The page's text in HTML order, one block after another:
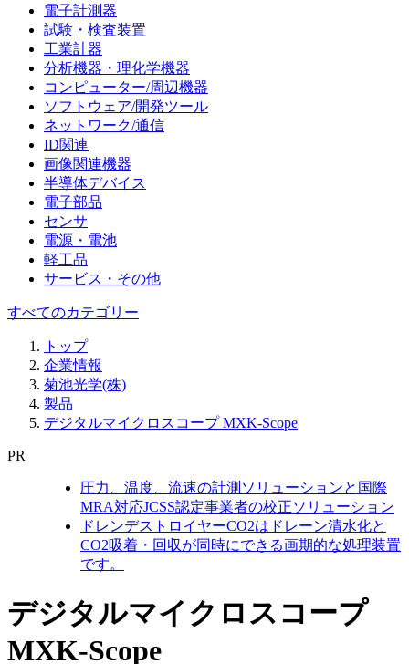
電子計測器
試験・検査装置
工業計器
分析機器・理化学機器
コンピューター/周辺機器
ソフトウェア/開発ツール
ネットワーク/通信
ID関連
画像関連機器
半導体デバイス
電子部品
センサ
電源・電池
軽工品
サービス・その他
すべてのカテゴリー
トップ
企業情報
菊池光学(株)
製品
デジタルマイクロスコープ MXK-Scope
PR
圧力、温度、流速の計測ソリューションと国際
MRA対応JCSS認定事業者の校正ソリューション
ドレンデストロイヤーCO2はドレーン清水化と
CO2吸着・回収が同時にできる画期的な処理装置
です。
デジタルマイクロスコープ
MXK-Scope